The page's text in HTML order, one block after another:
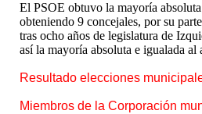
El PSOE obtuvo la mayoría
obteniendo 9 concejales, por su
tras ocho años de legislatura de
así la mayoría absoluta e igualada al
Resultado elecciones
Miembros de la Corporación